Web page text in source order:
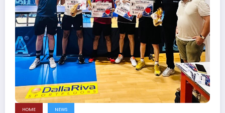
HOME NEWS